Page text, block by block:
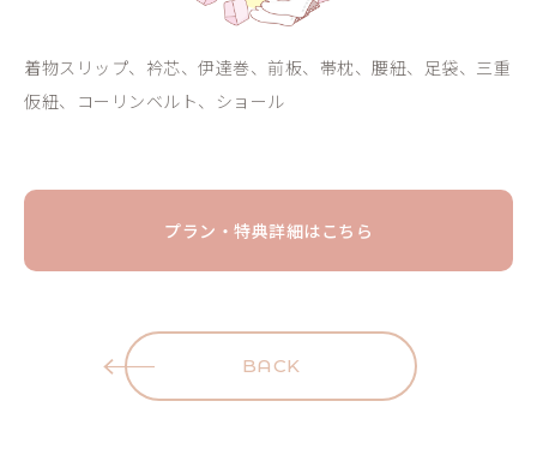
着物スリップ、衿芯、伊達巻、前板、帯枕、腰紐、足袋、三重
仮紐、コーリンベルト、ショール
プラン・特典詳細はこちら
BACK